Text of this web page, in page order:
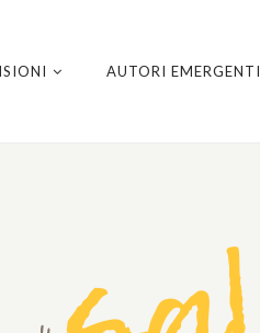
AUTORI EMERGENTI